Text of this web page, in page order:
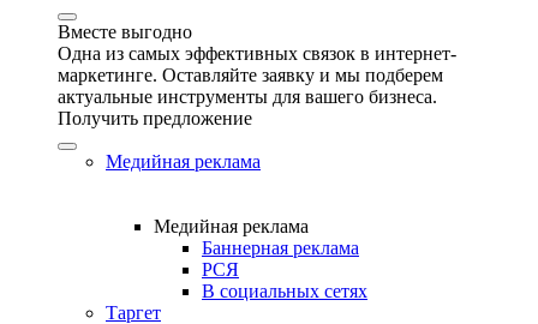
Вместе выгодно
Одна из самых эффективных связок в интернет-
маркетинге. Оставляйте заявку и мы подберем
актуальные инструменты для вашего бизнеса.
Получить предложение
Медийная реклама
Медийная реклама
Баннерная реклама
РСЯ
В социальных сетях
Таргет